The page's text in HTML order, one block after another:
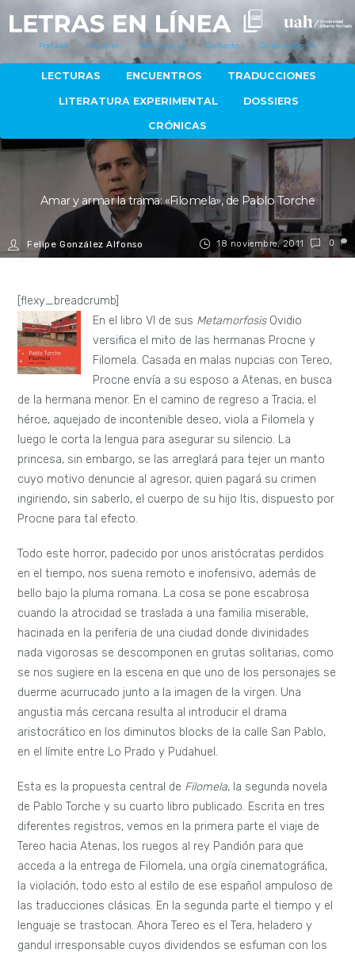
Portada Autores Artículos Contacto Quiénes Somos
LECTURAS ENCUENTROS TRADUCCIONES
LITERATURA EXPERIMENTAL DOSSIERS
CRÓNICAS
18 noviembre, 2011
Amar y armar la trama: «Filomela», de Pablo Torche
Felipe González Alfonso 0
[flexy_breadcrumb]
En el libro VI de sus MetamorfosisOvidio
versifica el mito de las hermanas Procne y
Filomela. Casada en malas nupcias con Tereo,
Procne envía a su esposo a Atenas, en busca
de la hermana menor. En el camino de regreso a Tracia, el
héroe, aquejado de incontenible deseo, viola a Filomela y
luego le corta la lengua para asegurar su silencio. La
princesa, sin embargo, se las arreglará para tejer un manto
cuyo motivo denuncie al agresor, quien pagará su crimen
ingiriendo, sin saberlo, el cuerpo de su hijo Itis, dispuesto por
Procne para tal efecto.
Todo este horror, padecido por unos aristócratas perdidos
en el tiempo, nos suena remoto e inofensivo, además de
bello bajo la pluma romana. La cosa se pone escabrosa
cuando la atrocidad se traslada a una familia miserable,
hacinada en la periferia de una ciudad donde divinidades
nada vigorosas se descomponen en grutas solitarias, como
se nos sugiere en la escena en que uno de los personajes se
duerme acurrucado junto a la imagen de la virgen. Una
angustia más cercana resulta al introducir el drama
aristocrático en los diminutos blocks de la calle San Pablo,
en el límite entre Lo Prado y Pudahuel.
Esta es la propuesta central de Filomela, la segunda novela
de Pablo Torche y su cuarto libro publicado. Escrita en tres
diferentes registros, vemos en la primera parte el viaje de
Tereo hacia Atenas, los ruegos al rey Pandión para que
acceda a la entrega de Filomela, una orgía cinematográfica,
la violación, todo esto al estilo de ese español ampuloso de
las traducciones clásicas. En la segunda parte el tiempo y el
lenguaje se trastocan. Ahora Tereo es el Tera, heladero y
gandul irresponsable cuyos dividendos se esfuman con los